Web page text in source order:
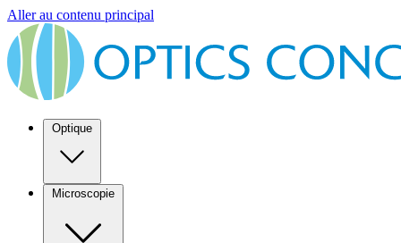
Aller au contenu principal
Optique
Microscopie